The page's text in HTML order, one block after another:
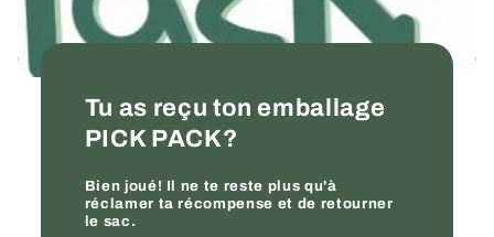
Tu as reçu ton emballage
PICK PACK?
Bien joué! Il ne te reste plus qu'à
réclamer ta récompense et de retourner
le sac.